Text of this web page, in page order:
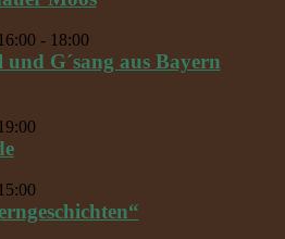
- 18:00
und G´sang aus Bayern